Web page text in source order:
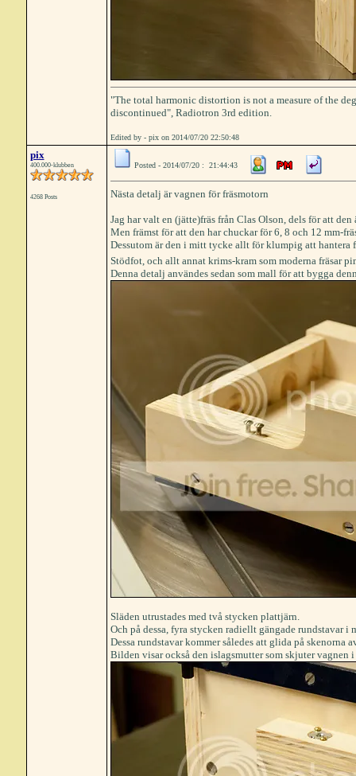
"The total harmonic distortion is not a measure of the
discontinued", Radiotron 3rd edition.
Edited by - pix on 2014/07/20 22:50:48
pix
400.000-klubben
4268 Posts
Posted - 2014/07/20 : 21:44:43
Nästa detalj är vagnen för fräsmotorn
Jag har valt en (jätte)fräs från Clas Olson, dels för att den
Men främst för att den har chuckar för 6, 8 och 12 mm-
Dessutom är den i mitt tycke allt för klumpig att
Stödfot, och allt annat krims-kram som moderna fräsar
Denna detalj användes sedan som mall för att bygga
Släden utrustades med två stycken plattjärn.
Och på dessa, fyra stycken radiellt gängade rundstavar i
Dessa rundstavar kommer således att glida på skenorna
Bilden visar också den islagsmutter som skjuter vagnen